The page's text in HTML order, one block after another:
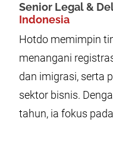
Senior Legal &
Indonesia
Hotdo memimpin
menangani
dan imigrasi, serta
sektor bisnis.
tahun, ia fokus